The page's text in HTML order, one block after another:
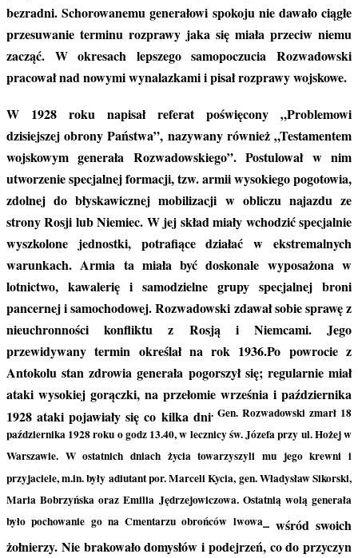
bezradni. Schorowanemu generałowi spokoju nie dawało ciągłe
przesuwanie terminu rozprawy jaka się miała przeciw niemu
zacząć. W okresach lepszego samopoczucia Rozwadowski
pracował nad nowymi wynalazkami i pisał rozprawy wojskowe.
W 1928 roku napisał referat poświęcony „Problemowi
dzisiejszej obrony Państwa”, nazywany również „Testamentem
wojskowym generała Rozwadowskiego”. Postulował w nim
utworzenie specjalnej formacji, tzw. armii wysokiego pogotowia,
zdolnej do błyskawicznej mobilizacji w obliczu najazdu ze
strony Rosji lub Niemiec. W jej skład miały wchodzić specjalnie
wyszkolone jednostki, potrafiące działać w ekstremalnych
warunkach. Armia ta miała być doskonale wyposażona w
lotnictwo, kawalerię i samodzielne grupy specjalnej broni
pancernej i samochodowej. Rozwadowski zdawał sobie sprawę z
nieuchronności konfliktu z Rosją i Niemcami. Jego
przewidywany termin określał na rok 1936.Po powrocie z
Antokolu stan zdrowia generała pogorszył się; regularnie miał
ataki wysokiej gorączki, na przełomie września i października
1928 ataki pojawiały się co kilka dni. Gen. Rozwadowski zmarł 18
października 1928 roku o godz 13.40, w lecznicy św. Józefa przy ul. Hożej w
Warszawie. W ostatnich dniach życia towarzyszyli mu jego krewni i
przyjaciele, m.in. były adiutant por. Marceli Kycia, gen. Władysław Sikorski,
Maria Bobrzyńska oraz Emilia Jędrzejowiczowa. Ostatnią wolą generała
było pochowanie go na Cmentarzu obrońców lwowa– wśród swoich
żołnierzy. Nie brakowało domysłów i podejrzeń, co do przyczyn